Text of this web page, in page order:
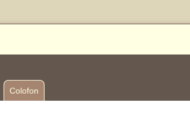
Colofon